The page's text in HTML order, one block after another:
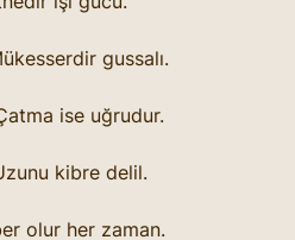
gussalı.
ise uğrudur.
kibre delil.
olur her zaman.